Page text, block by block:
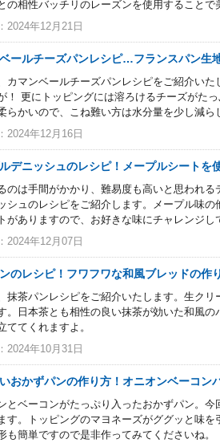
の相性バッチリのレーズンを使用することで
2024年12月21日
ールチーズパンレシピ…フランスパン生
カマンベールチーズパンレシピをご紹介い
！ 更にトッピングには溶ろけるチーズがた
らかいので、こね難い方は水分量を少し減ら
2024年12月16日
デニッシュのレシピ！メープルシートを
のは手間がかかり、難易度も高いと思われ
シュのレシピをご紹介します。メープル味
がありますので、お好きな味にチャレンジし
2024年12月07日
のレシピ！フワフワな和風ブレッドの作
抹茶パンレシピをご紹介いたします。生ク
。日本茶とも相性の良い抹茶が効いた和風
ててくれますよ。
2024年10月31日
おかずパンの作り方！オニオンベーコン
とベーコンがたっぷり入ったおかずパン。
す。トッピングのマヨネーズがググッと味
も簡単ですので是非作ってみてくださいね。